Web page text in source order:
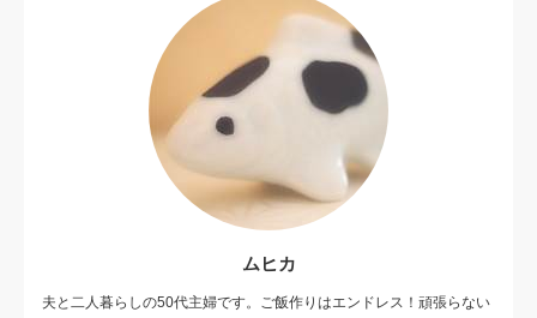
ムヒカ
夫と二人暮らしの50代主婦です。ご飯作りはエンドレス！頑張らない